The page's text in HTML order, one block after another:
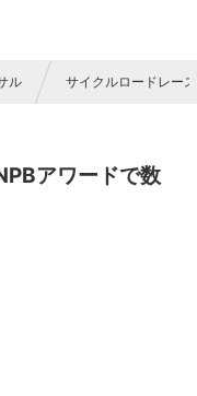
ル サイクルロードレース
アワードで数